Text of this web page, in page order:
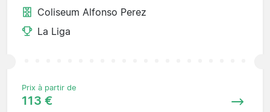
Coliseum Alfonso Perez
La Liga
Prix à partir de
113 €